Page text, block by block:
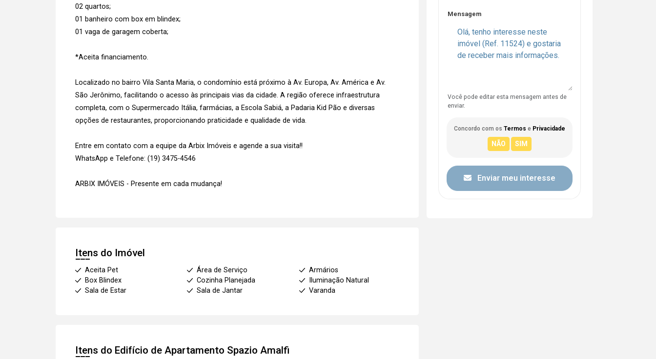
02 quartos;
01 banheiro com box em blindex;
01 vaga de garagem coberta;
*Aceita financiamento.
Localizado no bairro Vila Santa Maria, o condomínio está próximo à Av. Europa, Av. América e Av.
São Jerônimo, facilitando o acesso às principais vias da cidade. A região oferece infraestrutura
completa, com o Supermercado Itália, farmácias, a Escola Sabiá, a Padaria Kid Pão e diversas
opções de restaurantes, proporcionando praticidade e qualidade de vida.
Entre em contato com a equipe da Arbix Imóveis e agende a sua visita!!
WhatsApp e Telefone: (19) 3475-4546
ARBIX IMÓVEIS - Presente em cada mudança!
Itens do Imóvel
Aceita Pet Área de Serviço
Armários
Box Blindex
Cozinha Planejada
Iluminação Natural
Sala de Estar
Sala de Jantar Varanda
Itens do Edifício de Apartamento Spazio Amalfi
Mensagem
Você pode editar esta mensagem antes de
enviar.
Concordo com os Termos e Privacidade
Enviar meu interesse